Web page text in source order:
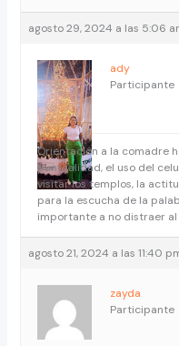
agosto 29, 2024 a las 5:06
ady
Participante
Orientación a la comadre
puntualidad, el uso del
visitar los templos, la
para la escucha de la
importante a no distraer al
agosto 21, 2024 a las 11:40
zayda
Participante